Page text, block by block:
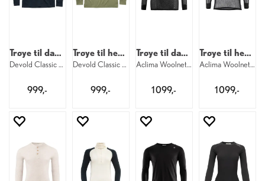
Trøye til dame
Devold Classic LS W 284
999,-
Trøye til herre
Devold Classic LS M 404
999,-
Trøye til dame
Aclima Woolnet Original Crew W 123
1 099,-
Trøye til herre
Aclima Woolnet Original Crew M 123
1 099,-